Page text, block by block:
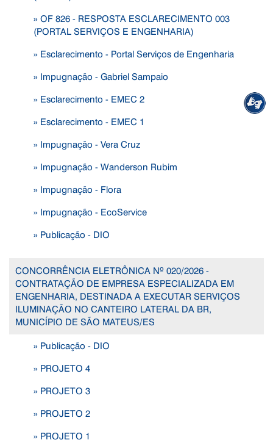
» OF 826 - RESPOSTA ESCLARECIMENTO 003
(PORTAL SERVIÇOS E ENGENHARIA)
» Esclarecimento - Portal Serviços de Engenharia
» Impugnação - Gabriel Sampaio
» Esclarecimento - EMEC 2
» Esclarecimento - EMEC 1
» Impugnação - Vera Cruz
» Impugnação - Wanderson Rubim
» Impugnação - Flora
» Impugnação - EcoService
» Publicação - DIO
CONCORRÊNCIA ELETRÔNICA Nº 020/2026 -
CONTRATAÇÃO DE EMPRESA ESPECIALIZADA EM
ENGENHARIA, DESTINADA A EXECUTAR SERVIÇOS
ILUMINAÇÃO NO CANTEIRO LATERAL DA BR,
MUNICÍPIO DE SÃO MATEUS/ES
» Publicação - DIO
» PROJETO 4
» PROJETO 3
» PROJETO 2
» PROJETO 1